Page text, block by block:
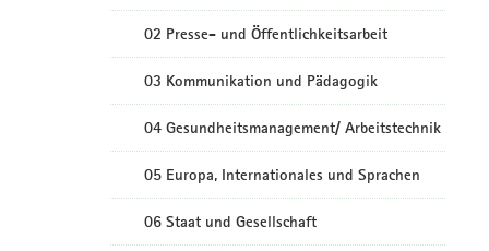
02 Presse- und Öffentlichkeitsarbeit
03 Kommunikation und Pädagogik
04 Gesundheitsmanagement/ Arbeitstechnik
05 Europa, Internationales und Sprachen
06 Staat und Gesellschaft